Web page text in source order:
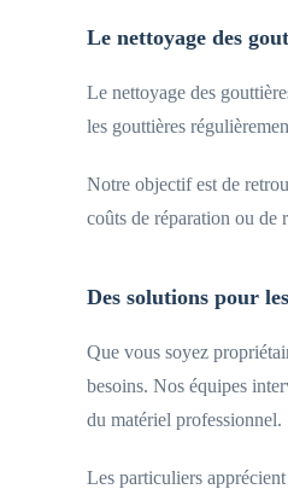
Le nettoyage des
Le nettoyage des
les gouttières
Notre objectif est de
coûts de réparation ou de
Des solutions pour
Que vous soyez
besoins. Nos équipes
du matériel professionnel.
Les particuliers